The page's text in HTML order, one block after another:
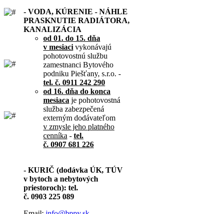
- VODA, KÚRENIE - NÁHLE
PRASKNUTIE RADIÁTORA,
KANALIZÁCIA
od 01. do 15. dňa
v mesiaci vykonávajú
pohotovostnú službu
zamestnanci Bytového
podniku Piešťany, s.r.o. -
tel. č. 0911 242 290
od 16. dňa do konca
mesiaca je pohotovostná
služba zabezpečená
externým dodávateľom
v zmysle jeho platného
cenníka - tel.
č. 0907 681 226
- KURIČ (dodávka ÚK, TÚV
v bytoch a nebytových
priestoroch): tel.
č. 0903 225 089